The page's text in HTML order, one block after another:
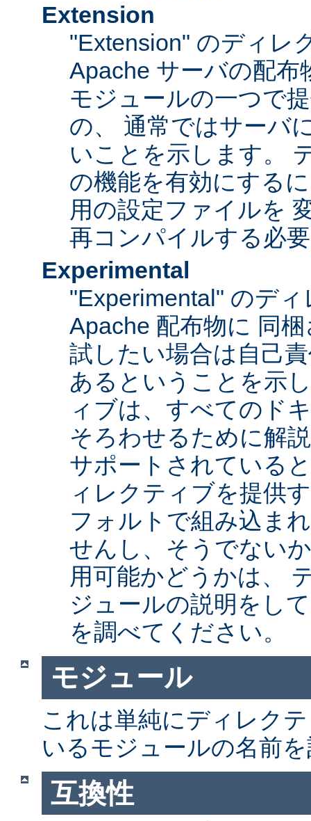
Extension
"Extension" のディレ
Apache サーバの配布
モジュールの一つで
の、 通常ではサーバ
いことを示します。
の機能を有効にする
用の設定ファイルを
再コンパイルする必
Experimental
"Experimental" のデ
Apache 配布物に 同
試したい場合は自己
あるということを示
ィブは、すべてのド
そろわせるために解
サポートされている
ィレクティブを提供
フォルトで組み込ま
せんし、そうでない
用可能かどうかは、
ジュールの説明をし
を調べてください。
モジュール
これは単純にディレク
いるモジュールの名前
互換性